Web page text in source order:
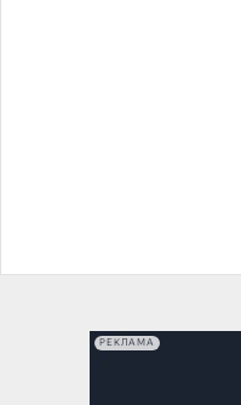
РЕКЛАМА